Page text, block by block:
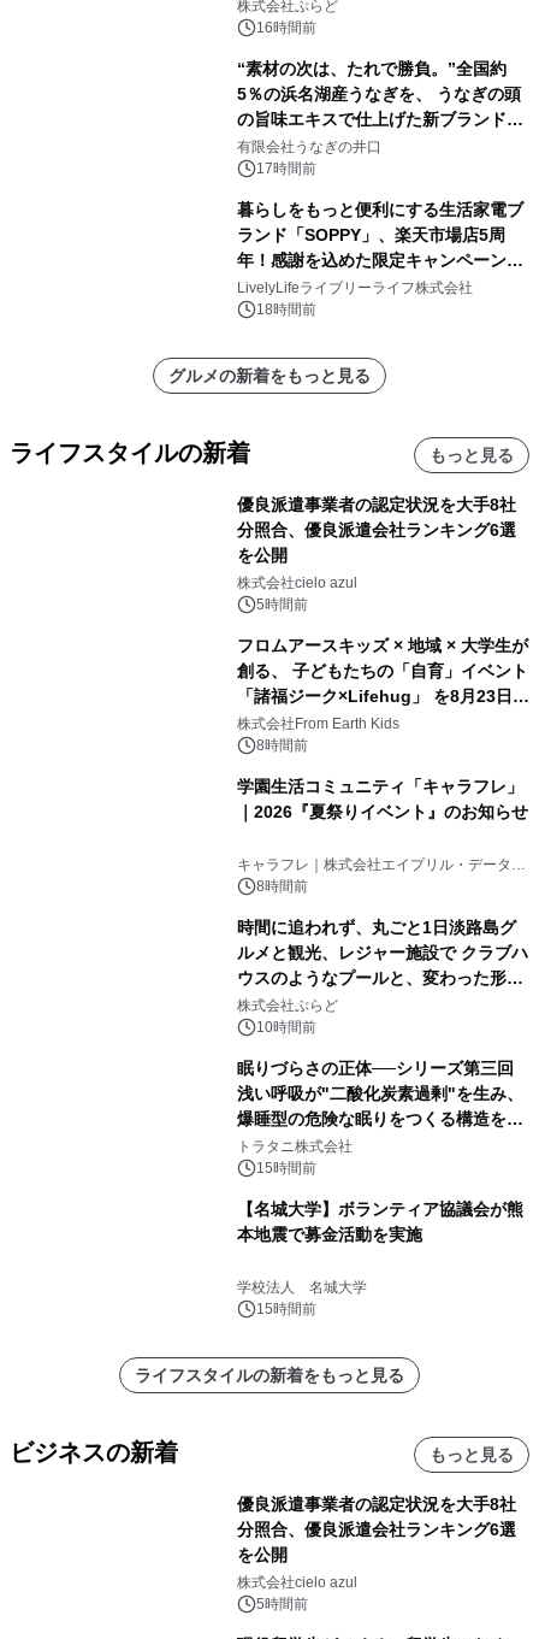
素泊りプラン
株式会社ぷらど
16時間前
“素材の次は、たれで勝負。”全国約
5％の浜名湖産うなぎを、 うなぎの頭
の旨味エキスで仕上げた新ブランド
「井口の誉」誕生
有限会社うなぎの井口
17時間前
暮らしをもっと便利にする生活家電ブ
ランド「SOPPY」、楽天市場店5周
年！感謝を込めた限定キャンペーンを
8月10日より開催
LivelyLifeライブリーライフ株式会社
18時間前
グルメの新着をもっと見る
ライフスタイルの新着 もっと見る
優良派遣事業者の認定状況を大手8社
分照合、優良派遣会社ランキング6選
を公開
株式会社cielo azul
5時間前
フロムアースキッズ × 地域 × 大学生が
創る、 子どもたちの「自育」イベント
「諸福ジーク×Lifehug」 を8月23日
(日)開催
株式会社From Earth Kids
8時間前
学園生活コミュニティ「キャラフレ」
｜2026『夏祭りイベント』のお知らせ
キャラフレ｜株式会社エイプリル・データ・
デザインズ
8時間前
時間に追われず、丸ごと1日淡路島グ
ルメと観光、レジャー施設で クラブハ
ウスのようなプールと、変わった形の
サウナも 「THE BOXY AWAJI」のお
得な素泊まり連泊プランで
株式会社ぷらど
10時間前
眠りづらさの正体──シリーズ第三回
浅い呼吸が"二酸化炭素過剰"を生み、
爆睡型の危険な眠りをつくる構造を解
説
トラタニ株式会社
15時間前
【名城大学】ボランティア協議会が熊
本地震で募金活動を実施
学校法人 名城大学
15時間前
ライフスタイルの新着をもっと見る
ビジネスの新着 もっと見る
優良派遣事業者の認定状況を大手8社
分照合、優良派遣会社ランキング6選
を公開
株式会社cielo azul
5時間前